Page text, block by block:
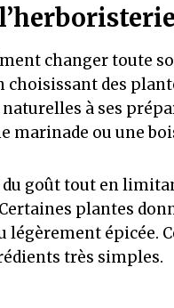
changer toute
des
à ses
marinade ou une
goût tout en
plantes
épicée.
très simples.